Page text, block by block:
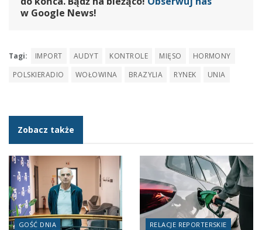
w Google News!
Tagi: IMPORT AUDYT KONTROLE MIĘSO
HORMONY
POLSKIERADIO
WOŁOWINA BRAZYLIA RYNEK UNIA
Zobacz także
GOŚĆ DNIA RELACJE REPORTERSKIE